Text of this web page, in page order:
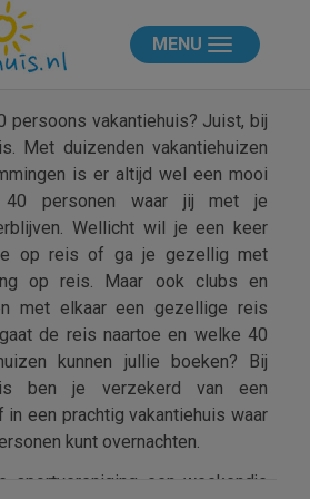
MENU
persoons vakantiehuis? Juist, bij
Met duizenden vakantiehuizen
is er altijd wel een mooi
40 personen waar jij met je
Wellicht wil je een keer
op reis of ga je gezellig met
op reis. Maar ook clubs en
met elkaar een gezellige reis
de reis naartoe en welke 40
kunnen jullie boeken? Bij
ben je verzekerd van een
een prachtig vakantiehuis waar
kunt overnachten.
sportvereniging een weekendje